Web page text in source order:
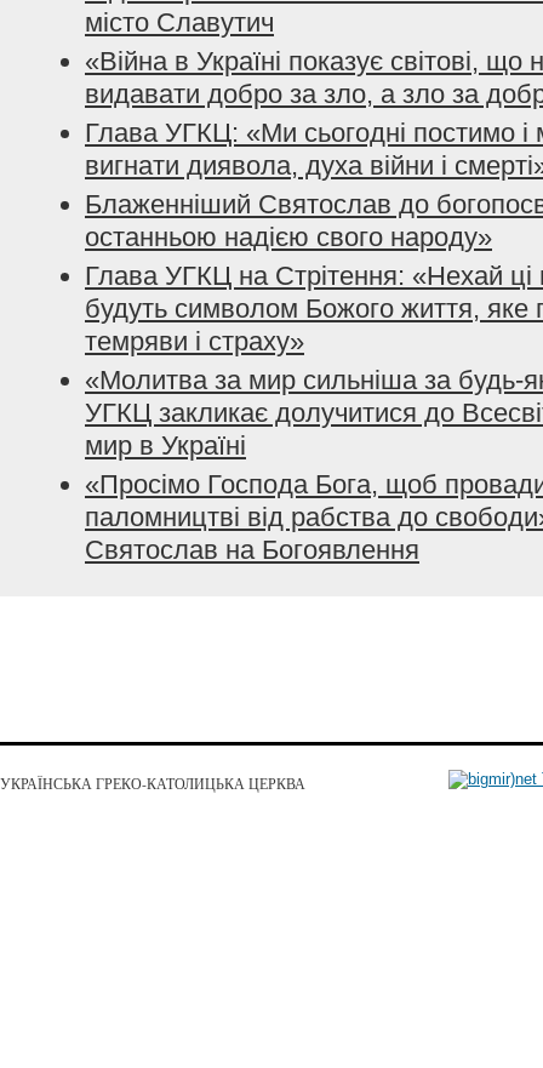
місто Славутич
«Війна в Україні показує світові,
видавати добро за зло, а зло за
Глава УГКЦ: «Ми сьогодні постимо
вигнати диявола, духа війни і
Блаженніший Святослав до
останньою надією свого народу»
Глава УГКЦ на Стрітення: «Нехай ці
будуть символом Божого життя, яке
темряви і страху»
«Молитва за мир сильніша за будь-
УГКЦ закликає долучитися до
мир в Україні
«Просімо Господа Бога, щоб
паломництві від рабства до
Святослав на Богоявлення
УКРАЇНСЬКА ГРЕКО-КАТОЛИЦЬКА ЦЕРКВА